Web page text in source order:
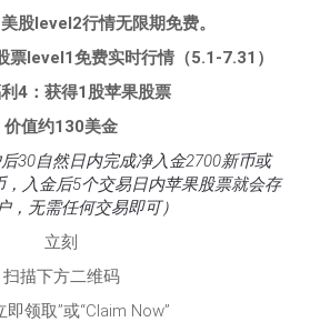
股level2行情无限期免费。
票level1免费实时行情（5.1-7.31）
4：获得1股苹果股票
价值约130美金
后30自然日内完成净入金2700新币或
，入金后5个交易日内苹果股票就会存
，无需任何交易即可）
立刻
扫描下方二维码
即领取”或“Claim Now”